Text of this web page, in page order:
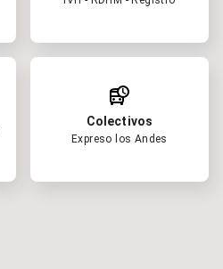
departure_board
Colectivos
Expreso los Andes